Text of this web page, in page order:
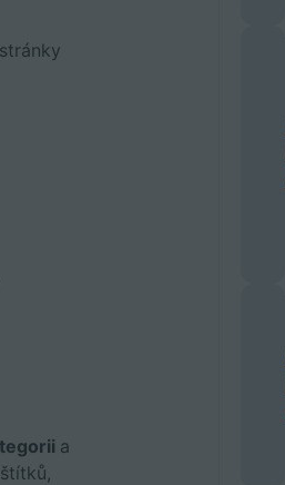
a